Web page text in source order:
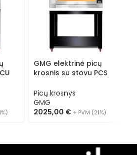
GMG elektrinė picų
krosnis su stovu PCS
Picų krosnys
GMG
2025,00 € + PVM (21%)